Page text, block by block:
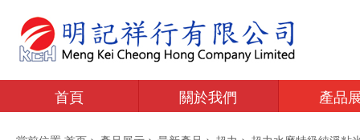
首頁 關於我們 產品